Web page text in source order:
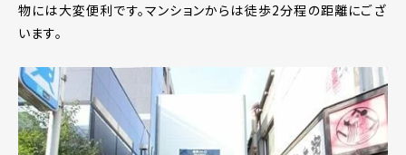
物には大変便利です。マンションからは徒歩2分程の距離にござ
います。